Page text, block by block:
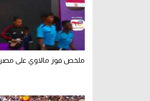
ملخص فوز مالاوي على مصر 3-1 (أمم إفريقيا سيدات)